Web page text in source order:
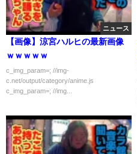
ニュース
【画像】涼宮ハルヒの最新画像
ｗｗｗｗｗ
c_img_param=; //img-
c.net/output/category/anime.js
c_img_param=; //img...